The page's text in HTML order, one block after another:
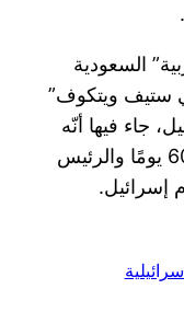
السعودية
ستيف ويتكوف”
جاء فيها أنّه
سيتم تنفيذ وقفًا لإطلاق النار لمدة 60 يومًا والرئيس
إسرائيل.